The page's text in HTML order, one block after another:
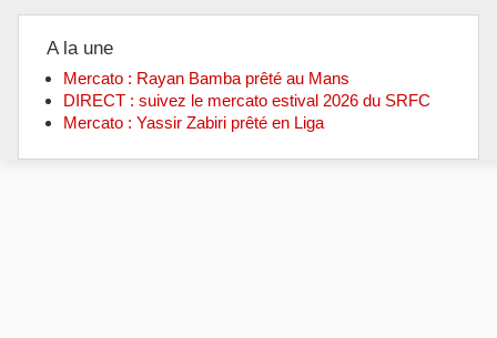
A la une
Mercato : Rayan Bamba prêté au Mans
DIRECT : suivez le mercato estival 2026 du SRFC
Mercato : Yassir Zabiri prêté en Liga